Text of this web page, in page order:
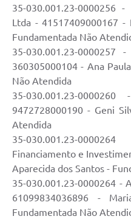
35-030.001.23-0000256
Ltda - 41517409000167 -
Fundamentada Não
35-030.001.23-0000257
360305000104 - Ana
Não Atendida
35-030.001.23-
9472728000190 - Geni
Atendida
35-030.001.23-
Financiamento e
Aparecida dos Santos -
35-030.001.23-0000264 -
61099834036896 -
Fundamentada Não